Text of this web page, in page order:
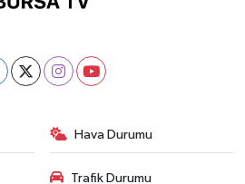
Hava Durumu
Trafik Durumu